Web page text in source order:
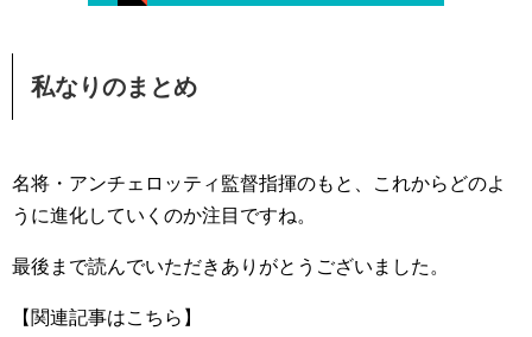
私なりのまとめ
名将・アンチェロッティ監督指揮のもと、これからどのよ
うに進化していくのか注目ですね。
最後まで読んでいただきありがとうございました。
【関連記事はこちら】